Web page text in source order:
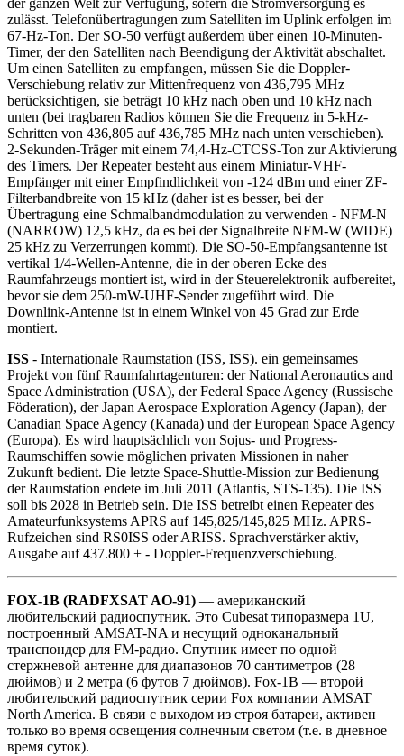
der ganzen Welt zur Verfügung, sofern die Stromversorgung es
zulässt. Telefonübertragungen zum Satelliten im Uplink erfolgen im
67-Hz-Ton. Der SO-50 verfügt außerdem über einen 10-Minuten-
Timer, der den Satelliten nach Beendigung der Aktivität abschaltet.
Um einen Satelliten zu empfangen, müssen Sie die Doppler-
Verschiebung relativ zur Mittenfrequenz von 436,795 MHz
berücksichtigen, sie beträgt 10 kHz nach oben und 10 kHz nach
unten (bei tragbaren Radios können Sie die Frequenz in 5-kHz-
Schritten von 436,805 auf 436,785 MHz nach unten verschieben).
2-Sekunden-Träger mit einem 74,4-Hz-CTCSS-Ton zur Aktivierung
des Timers. Der Repeater besteht aus einem Miniatur-VHF-
Empfänger mit einer Empfindlichkeit von -124 dBm und einer ZF-
Filterbandbreite von 15 kHz (daher ist es besser, bei der
Übertragung eine Schmalbandmodulation zu verwenden - NFM-N
(NARROW) 12,5 kHz, da es bei der Signalbreite NFM-W (WIDE)
25 kHz zu Verzerrungen kommt). Die SO-50-Empfangsantenne ist
vertikal 1/4-Wellen-Antenne, die in der oberen Ecke des
Raumfahrzeugs montiert ist, wird in der Steuerelektronik aufbereitet,
bevor sie dem 250-mW-UHF-Sender zugeführt wird. Die
Downlink-Antenne ist in einem Winkel von 45 Grad zur Erde
montiert.
ISS - Internationale Raumstation (ISS, ISS). ein gemeinsames
Projekt von fünf Raumfahrtagenturen: der National Aeronautics and
Space Administration (USA), der Federal Space Agency (Russische
Föderation), der Japan Aerospace Exploration Agency (Japan), der
Canadian Space Agency (Kanada) und der European Space Agency
(Europa). Es wird hauptsächlich von Sojus- und Progress-
Raumschiffen sowie möglichen privaten Missionen in naher
Zukunft bedient. Die letzte Space-Shuttle-Mission zur Bedienung
der Raumstation endete im Juli 2011 (Atlantis, STS-135). Die ISS
soll bis 2028 in Betrieb sein. Die ISS betreibt einen Repeater des
Amateurfunksystems APRS auf 145,825/145,825 MHz. APRS-
Rufzeichen sind RS0ISS oder ARISS. Sprachverstärker aktiv,
Ausgabe auf 437.800 + - Doppler-Frequenzverschiebung.
FOX-1B (RADFXSAT AO-91) — американский
любительский радиоспутник. Это Cubesat типоразмера 1U,
построенный AMSAT-NA и несущий одноканальный
транспондер для FM-радио. Спутник имеет по одной
стержневой антенне для диапазонов 70 сантиметров (28
дюймов) и 2 метра (6 футов 7 дюймов). Fox-1B — второй
любительский радиоспутник серии Fox компании AMSAT
North America. В связи с выходом из строя батареи, активен
только во время освещения солнечным светом (т.е. в дневное
время суток).